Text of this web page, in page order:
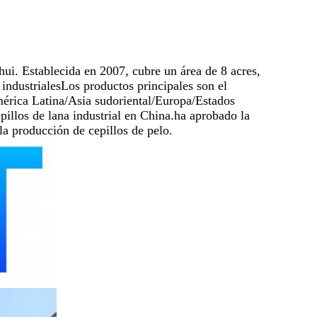
Establecida en 2007, cubre un área de 8 acres,
productos principales son el
Latina/Asia sudoriental/Europa/Estados
de lana industrial en China.ha aprobado la
producción de cepillos de pelo.